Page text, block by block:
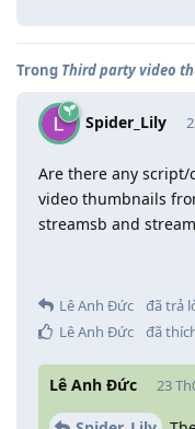
Trong Third party video
Spider_Lily
Are there any
video thumbnails
streamsb and
Lê Anh Đức
đã trả
Lê Anh Đức
đã
Lê Anh Đức 23